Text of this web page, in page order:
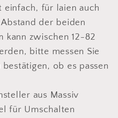
einfach, für laien auch
der beiden
kann zwischen 12-82
bitte messen Sie
bestätigen, ob es passen
aus Massiv
für Umschalten